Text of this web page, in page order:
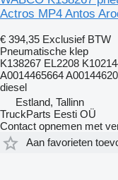
Actros MP4 Antos
€ 394,35 Exclusief BTW
Pneumatische klep
K138267 EL2208
A0014465664
diesel
Estland, Tallinn
TruckParts Eesti OÜ
Contact opnemen met
Aan favorieten